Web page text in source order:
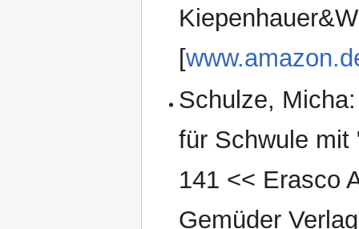
[
Schulze,
für Schwule mit
141 << Erasco
Gemüder